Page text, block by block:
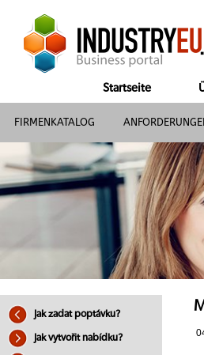
Startseite
FIRMENKATALOG
Jak zadat poptávku?
Jak vytvořit nabídku?